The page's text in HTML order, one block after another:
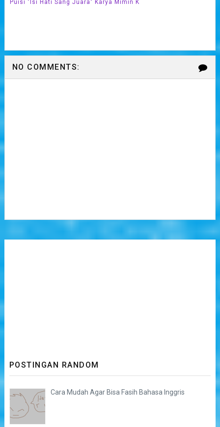
Puisi "Isi Hati Sang Juara" Karya Mimin K
NO COMMENTS:
POSTINGAN RANDOM
Cara Mudah Agar Bisa Fasih Bahasa Inggris